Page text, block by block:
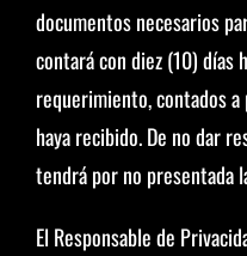
documentos necesarios
contará con diez (10) días
requerimiento, contados
haya recibido. De no dar
tendrá por no presentada
El Responsable de